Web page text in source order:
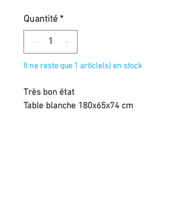
Quantité *
Il ne reste que 1 article(s) en stock
Très bon état
Table blanche 180x65x74 cm